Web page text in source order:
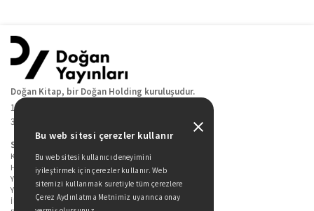
Doğan Kitap, bir Doğan Holding kuruluşudur.
19 Mayıs Cad. Golden Plaza No:1 Kat:10
34360 / Şişli / İstanbul
Sitede Yer Alan Sayfalar
Kitaplarımız
Hakkımızda
Yazarlarımız
Yazar Adayları İçin
İletişim
Bu web sitesi çerezler kullanır
Bu web sitesi kullanıcı deneyimini
iyileştirmek için çerezler kullanır. Web
sitemizi kullanmak suretiyle tüm çerezlere
Çerez Aydınlatma Metnimiz uyarınca onay